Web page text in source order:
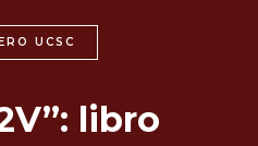
UCSC
libro